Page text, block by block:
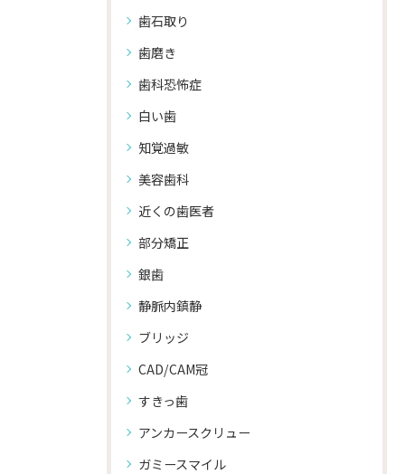
歯石取り
歯磨き
歯科恐怖症
白い歯
知覚過敏
美容歯科
近くの歯医者
部分矯正
銀歯
静脈内鎮静
ブリッジ
CAD/CAM冠
すきっ歯
アンカースクリュー
ガミースマイル